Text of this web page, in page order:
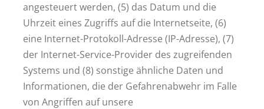
angesteuert werden, (5) das Datum und die
Uhrzeit eines Zugriffs auf die Internetseite, (6)
eine Internet-Protokoll-Adresse (IP-Adresse), (7)
der Internet-Service-Provider des zugreifenden
Systems und (8) sonstige ähnliche Daten und
Informationen, die der Gefahrenabwehr im Falle
von Angriffen auf unsere